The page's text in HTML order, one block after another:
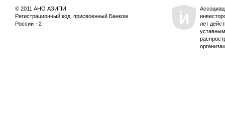
© 2011 АНО АЗИПИ
Регистрационный код, присвоенный Банком
России - 2
лет